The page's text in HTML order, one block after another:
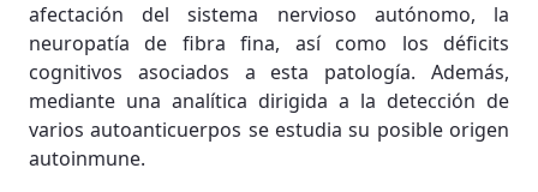
afectación del sistema nervioso autónomo, la
neuropatía de fibra fina, así como los déficits
cognitivos asociados a esta patología. Además,
mediante una analítica dirigida a la detección de
varios autoanticuerpos se estudia su posible origen
autoinmune.